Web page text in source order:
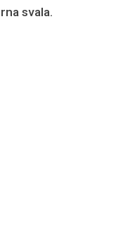
svala.